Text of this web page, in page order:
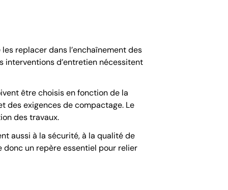
replacer dans l’enchaînement des
interventions d’entretien nécessitent
être choisis en fonction de la
des exigences de compactage. Le
des travaux.
aussi à la sécurité, à la qualité de
donc un repère essentiel pour relier